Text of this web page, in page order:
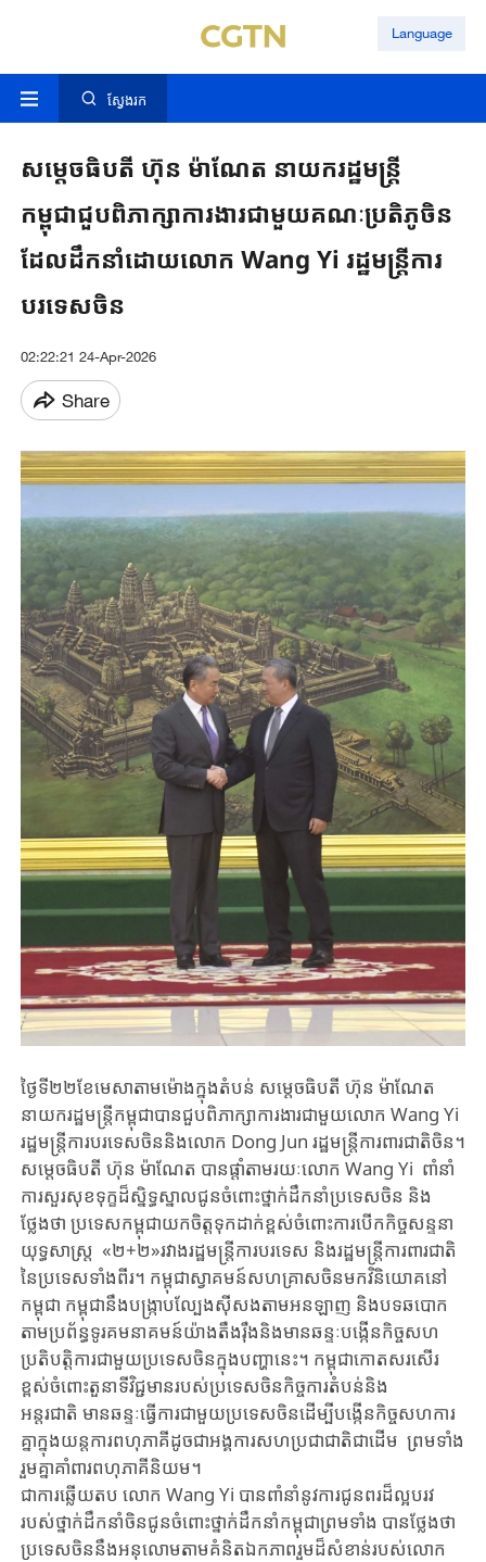
Language
ស្វែងរក
សម្តេចធិបតី ហ៊ុន ម៉ាណែត នាយករដ្ឋមន្រ្តី
កម្ពុជាជួប​ពិភាក្សា​ការងារ​ជាមួយ​គណៈប្រតិភូ​ចិន
ដែល​ដឹក​នាំ​ដោយ​លោក​ Wang Yi រដ្ឋមន្រ្តី​ការ
បរទេស​​ចិន​
02:22:21 24-Apr-2026
Share
​ថ្ងៃ​ទី​២២ខែ​មេសា​តាមម៉ោង​ក្នុង​តំបន់​ សម្តេចធិបតី ហ៊ុន ម៉ាណែត
នាយករដ្ឋមន្រ្តីកម្ពុជាបានជួប​ពិភាក្សា​ការងារ​ជាមួយលោក​ Wang Yi ​
រដ្ឋមន្រ្តី​ការបរទេស​ចិន​និងលោក​ Dong Jun រដ្ឋមន្រ្តី​ការពារជាតិ​ចិន​។
សម្តេចធិបតី ហ៊ុន ម៉ាណែត បានផ្តាំ​តាមរយៈលោក​ Wang Yi ពាំនាំ
ការ​សួរសុខទុក្ខ​ដ៏ស្និទ្ធ​ស្នាលជូនចំពោះ​ថ្នាក់ដឹកនាំ​ប្រទេស​ចិន​ និង​
ថ្លែងថា​ ប្រទេស​កម្ពុជា​យក​ចិត្តទុកដាក់​ខ្ពស់ចំពោះការបើក​កិច្ច​សន្ទនា​
យុទ្ធសាស្រ្ត​ «២+២»រវាងរដ្ឋមន្រ្តីការបរទេស និងរដ្ឋមន្រ្តីការពារជាតិ
នៃប្រទេស​ទាំង​ពីរ។ ​កម្ពុជា​ស្វាគមន៍​សហគ្រាស​ចិន​មក​វិនិយោគ​នៅ​
កម្ពុជា​ កម្ពុជានឹង​បង្ក្រាបល្បែងស៊ីសងតាមអនឡាញ និងបទឆបោក
តាមប្រព័ន្ធទូរគមនាគមន៍យ៉ាង​តឹងរ៉ឹងនិង​មាន​ឆន្ទៈបង្កើន​កិច្ច​សហ
ប្រតិបត្តិការ​ជាមួយ​ប្រទេស​ចិនក្នុង​បញ្ហា​នេះ​។ ​កម្ពុជា​កោត​សរសើរ​
ខ្ពស់​ចំពោះ​តួនាទី​វិជ្ជមាន​របស់​ប្រទេស​ចិនកិច្ច​ការ​តំបន់​និង​
អន្តរជាតិ មាន​ឆន្ទៈធ្វើការជាមួយ​ប្រទេស​ចិនដើម្បី​បង្កើនកិច្ចសហការ
គ្នា​ក្នុងយន្តការ​ពហុភាគី​ដូចជា​អង្គការ​សហប្រជាជាតិ​ជាដើម​ ព្រមទាំង
រួម​គ្នា​គាំពារ​ពហុភាគី​និយម​។
ជាការឆ្លើយតប លោក Wang Yi បានពាំនាំនូវការ​ជូន​ពរ​ដ៏​ល្អ​បរវ
របស់ថ្នាក់ដឹកនាំចិនជូន​ចំពោះ​ថ្នាក់​ដឹក​នាំ​កម្ពុជា​ព្រម​ទាំង បាន​ថ្លែងថា​
ប្រទេស​ចិន​នឹង​អនុលោម​តាម​គំនិត​ឯកភាព​រួម​ដ៏​សំខាន់​របស់​លោក​